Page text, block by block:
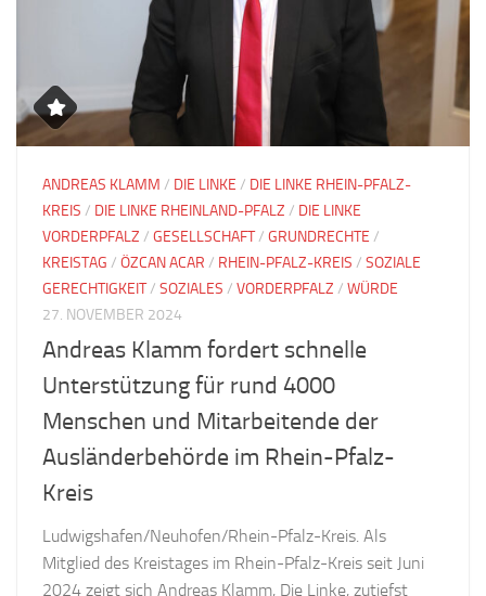
ANDREAS KLAMM / DIE LINKE / DIE LINKE RHEIN-PFALZ-
KREIS / DIE LINKE RHEINLAND-PFALZ / DIE LINKE
VORDERPFALZ / GESELLSCHAFT/ GRUNDRECHTE /
KREISTAG / ÖZCAN ACAR / RHEIN-PFALZ-KREIS / SOZIALE
GERECHTIGKEIT/ SOZIALES / VORDERPFALZ / WÜRDE
27. NOVEMBER 2024
Andreas Klamm fordert schnelle
Unterstützung für rund 4000
Menschen und Mitarbeitende der
Ausländerbehörde im Rhein-Pfalz-
Kreis
Ludwigshafen/Neuhofen/Rhein-Pfalz-Kreis. Als
Mitglied des Kreistages im Rhein-Pfalz-Kreis seit Juni
2024 zeigt sich Andreas Klamm, Die Linke, zutiefst